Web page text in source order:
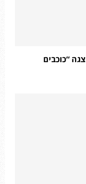
“כוכבים